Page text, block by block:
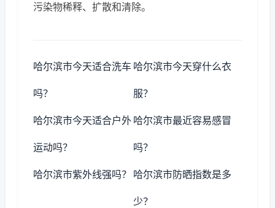
污染物稀释、扩散和清除。
哈尔滨市今天适合洗车
吗？
哈尔滨市今天穿什么衣
服？
哈尔滨市今天适合户外
运动吗？
哈尔滨市最近容易感冒
吗？
哈尔滨市紫外线强吗？ 哈尔滨市防晒指数是多
少？